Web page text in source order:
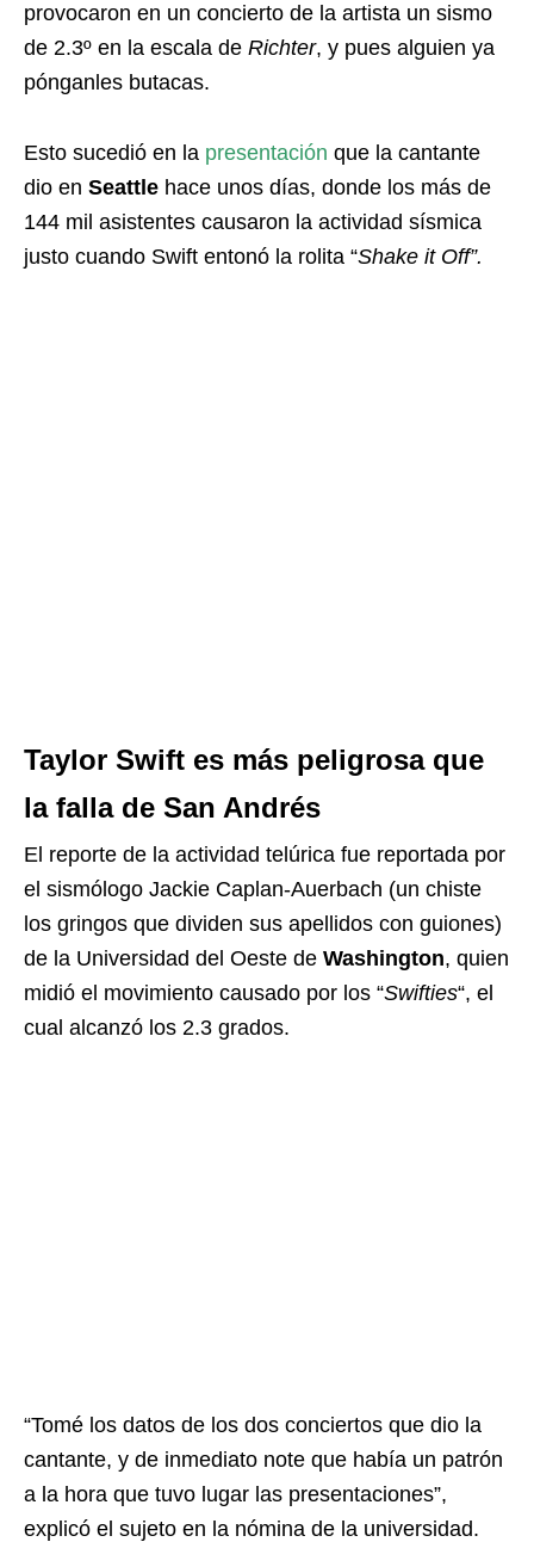
provocaron en un concierto de la artista un sismo
de 2.3º en la escala de Richter, y pues alguien ya
pónganles butacas.
Esto sucedió en la presentación que la cantante
dio en Seattle hace unos días, donde los más de
144 mil asistentes causaron la actividad sísmica
justo cuando Swift entonó la rolita “Shake it Off”.
Taylor Swift es más peligrosa que
la falla de San Andrés
El reporte de la actividad telúrica fue reportada por
el sismólogo Jackie Caplan-Auerbach (un chiste
los gringos que dividen sus apellidos con guiones)
de la Universidad del Oeste de Washington, quien
midió el movimiento causado por los “Swifties“, el
cual alcanzó los 2.3 grados.
“Tomé los datos de los dos conciertos que dio la
cantante, y de inmediato note que había un patrón
a la hora que tuvo lugar las presentaciones”,
explicó el sujeto en la nómina de la universidad.